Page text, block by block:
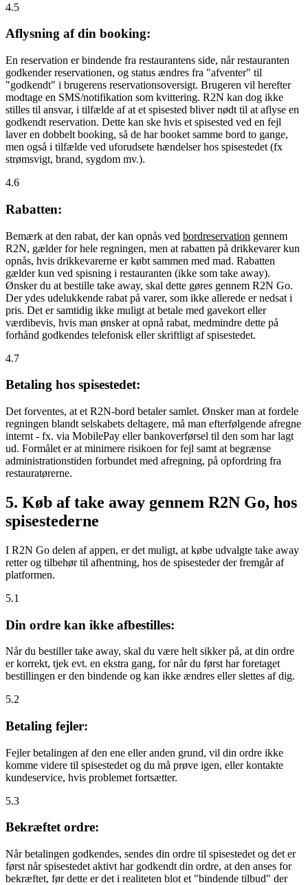
4.5
Aflysning af din booking:
En reservation er bindende fra restaurantens side, når restauranten
godkender reservationen, og status ændres fra "afventer" til
"godkendt" i brugerens reservationsoversigt. Brugeren vil herefter
modtage en SMS/notifikation som kvittering. R2N kan dog ikke
stilles til ansvar, i tilfælde af at et spisested bliver nødt til at aflyse en
godkendt reservation. Dette kan ske hvis et spisested ved en fejl
laver en dobbelt booking, så de har booket samme bord to gange,
men også i tilfælde ved uforudsete hændelser hos spisestedet (fx
strømsvigt, brand, sygdom mv.).
4.6
Rabatten:
Bemærk at den rabat, der kan opnås ved bordreservation gennem
R2N, gælder for hele regningen, men at rabatten på drikkevarer kun
opnås, hvis drikkevarerne er købt sammen med mad. Rabatten
gælder kun ved spisning i restauranten (ikke som take away).
Ønsker du at bestille take away, skal dette gøres gennem R2N Go.
Der ydes udelukkende rabat på varer, som ikke allerede er nedsat i
pris. Det er samtidig ikke muligt at betale med gavekort eller
værdibevis, hvis man ønsker at opnå rabat, medmindre dette på
forhånd godkendes telefonisk eller skriftligt af spisestedet.
4.7
Betaling hos spisestedet:
Det forventes, at et R2N-bord betaler samlet. Ønsker man at fordele
regningen blandt selskabets deltagere, må man efterfølgende afregne
internt - fx. via MobilePay eller bankoverførsel til den som har lagt
ud. Formålet er at minimere risikoen for fejl samt at begrænse
administrationstiden forbundet med afregning, på opfordring fra
restauratørerne.
5. Køb af take away gennem R2N Go, hos
spisestederne
I R2N Go delen af appen, er det muligt, at købe udvalgte take away
retter og tilbehør til afhentning, hos de spisesteder der fremgår af
platformen.
5.1
Din ordre kan ikke afbestilles:
Når du bestiller take away, skal du være helt sikker på, at din ordre
er korrekt, tjek evt. en ekstra gang, for når du først har foretaget
bestillingen er den bindende og kan ikke ændres eller slettes af dig.
5.2
Betaling fejler:
Fejler betalingen af den ene eller anden grund, vil din ordre ikke
komme videre til spisestedet og du må prøve igen, eller kontakte
kundeservice, hvis problemet fortsætter.
5.3
Bekræftet ordre:
Når betalingen godkendes, sendes din ordre til spisestedet og det er
først når spisestedet aktivt har godkendt din ordre, at den anses for
bekræftet, før dette er det i realiteten blot et "bindende tilbud" der